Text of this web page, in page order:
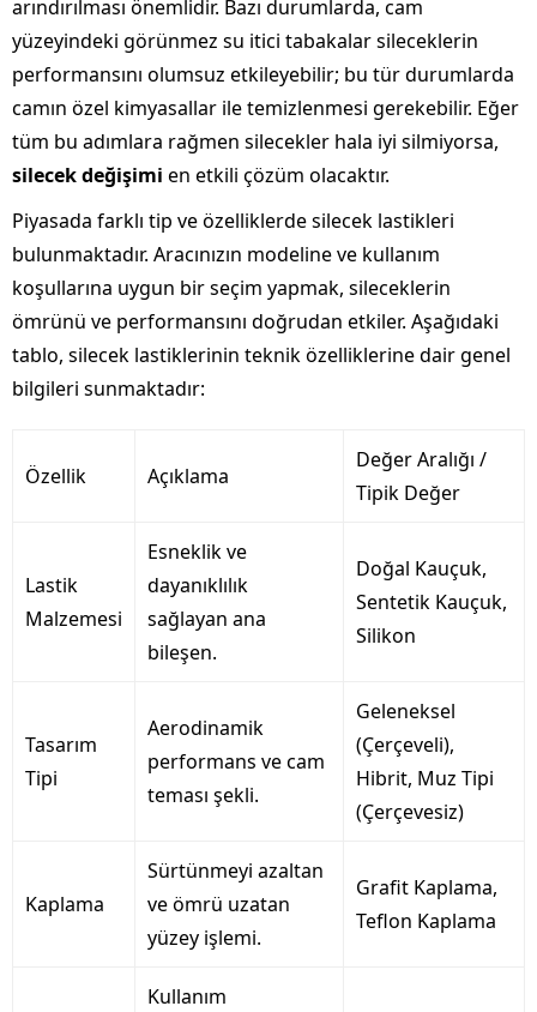
arındırılması önemlidir. Bazı durumlarda, cam
yüzeyindeki görünmez su itici tabakalar sileceklerin
performansını olumsuz etkileyebilir; bu tür durumlarda
camın özel kimyasallar ile temizlenmesi gerekebilir. Eğer
tüm bu adımlara rağmen silecekler hala iyi silmiyorsa,
silecek değişimi en etkili çözüm olacaktır.
Piyasada farklı tip ve özelliklerde silecek lastikleri
bulunmaktadır. Aracınızın modeline ve kullanım
koşullarına uygun bir seçim yapmak, sileceklerin
ömrünü ve performansını doğrudan etkiler. Aşağıdaki
tablo, silecek lastiklerinin teknik özelliklerine dair genel
bilgileri sunmaktadır:
Özellik Açıklama
Değer Aralığı /
Tipik Değer
Lastik
Malzemesi
Esneklik ve
dayanıklılık
sağlayan ana
bileşen.
Doğal Kauçuk,
Sentetik Kauçuk,
Silikon
Tasarım
Tipi
Aerodinamik
performans ve cam
teması şekli.
Geleneksel
(Çerçeveli),
Hibrit, Muz Tipi
(Çerçevesiz)
Kaplama
Sürtünmeyi azaltan
ve ömrü uzatan
yüzey işlemi.
Grafit Kaplama,
Teflon Kaplama
Kullanım